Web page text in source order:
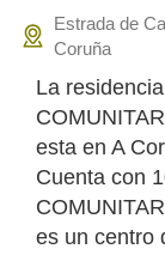
Estrada de
Coruña
La
esta en A
Cuenta con
es un centro